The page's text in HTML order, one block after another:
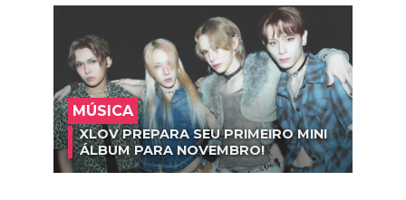
MÚSICA
XLOV PREPARA SEU PRIMEIRO MINI
ÁLBUM PARA NOVEMBRO!